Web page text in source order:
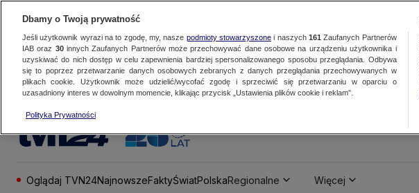
Oglądaj TVN24NajnowszeFaktyŚwiatPolskaRegionalne Więcej
Dbamy o Twoją prywatność
Jeśli użytkownik wyrazi na to zgodę, my, nasze podmioty stowarzyszonei naszych 161 Zaufanych Partnerów
IAB oraz 30innych Zaufanych Partnerów może przechowywać dane osobowe na urządzeniu użytkownika i
uzyskiwać do nich dostęp w celu zapewnienia bardziej spersonalizowanego sposobu przeglądania. Odbywa
się to poprzez przetwarzanie danych osobowych zebranych z danych przeglądania przechowywanych w
plikach cookie. Użytkownik może udzielić/wycofać zgodę i sprzeciwić się przetwarzaniu w oparciu o
uzasadniony interes w dowolnym momencie, klikając przycisk „Ustawienia plików cookie i reklam”.
Polityka Prywatności